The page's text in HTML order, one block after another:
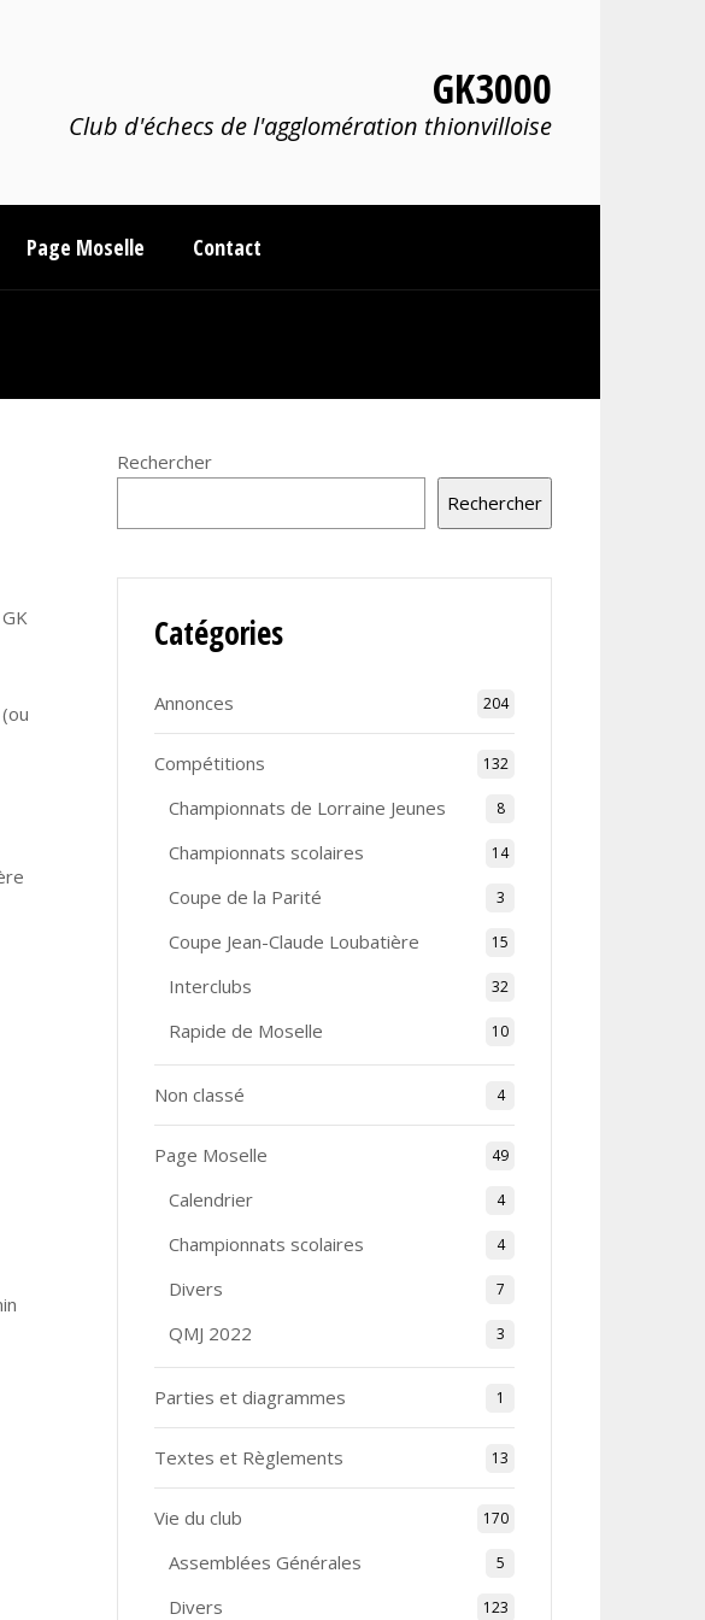
GK3000
Club d'échecs de l'agglomération thionvilloise
Page Moselle Contact
Rechercher
Rechercher
Catégories
Annonces 204
Compétitions 132
Championnats de Lorraine Jeunes 8
Championnats scolaires 14
Coupe de la Parité 3
Coupe Jean-Claude Loubatière 15
Interclubs 32
Rapide de Moselle 10
Non classé 4
Page Moselle 49
Calendrier 4
Championnats scolaires 4
Divers 7
QMJ 2022 3
Parties et diagrammes 1
Textes et Règlements 13
Vie du club 170
Assemblées Générales 5
Divers 123